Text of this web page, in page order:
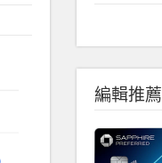
編輯推薦